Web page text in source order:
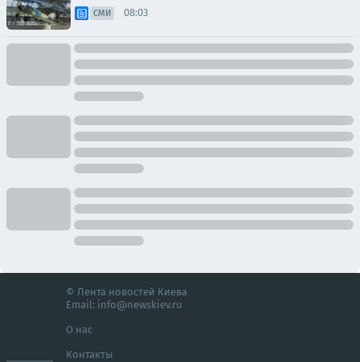
СМИ 08:03
© Лента новостей Киева
Email: info@newskiev.ru
О нас
Контакты